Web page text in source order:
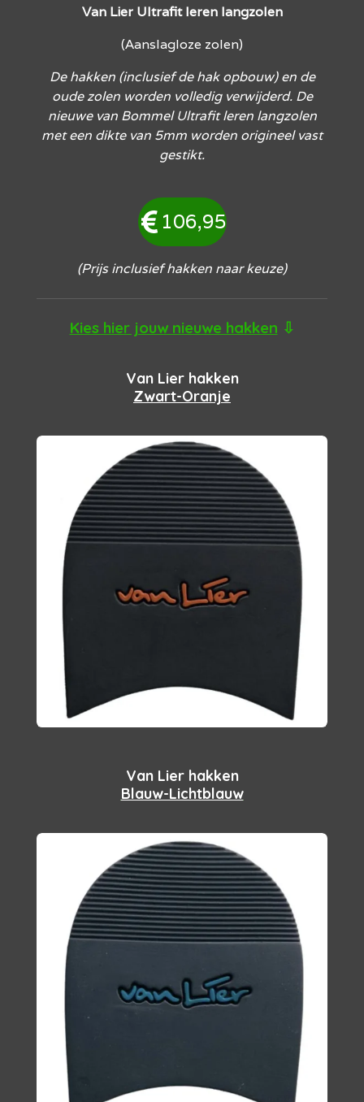
Van Lier Ultrafit leren langzolen
(Aanslagloze zolen)
De hakken (inclusief de hak opbouw) en de
oude zolen worden volledig verwijderd. De
nieuwe van Bommel Ultrafit leren langzolen
met een dikte van 5mm worden origineel vast
gestikt.
106,95
(Prijs inclusief hakken naar keuze)
Kies hier jouw nieuwe hakken ⇩
Van Lier hakken
Zwart-Oranje
Van Lier hakken
Blauw-Lichtblauw